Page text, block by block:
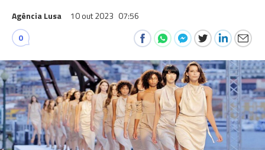
Agência Lusa 10 out 2023 07:56
0